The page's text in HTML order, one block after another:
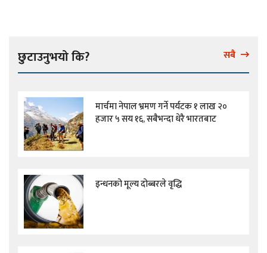
छुटाउनुभयो कि? सबै
मार्चमा नेपाल भ्रमण गर्ने पर्यटक १ लाख २०
हजार ५ सय १६, सबैभन्दा धेरै भारतबाट
इन्धनको मूल्य दोब्बरले वृद्धि